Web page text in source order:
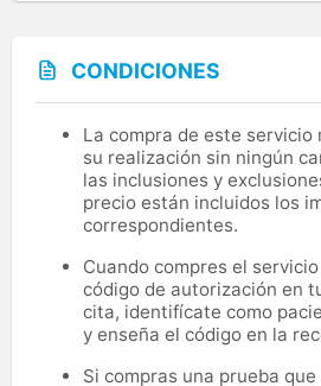
CONDICIONES
La compra de este servicio
su realización sin ningún
las inclusiones y
precio están incluidos los
correspondientes.
Cuando compres el
código de autorización en
cita, identifícate como
y enseña el código en la
Si compras una prueba